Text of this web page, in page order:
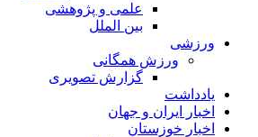
علمی و پژوهشی
بین الملل
ورزشی
ورزش همگانی
گزارش تصویری
یادداشت
اخبار ایران و جهان
اخبار خوزستان